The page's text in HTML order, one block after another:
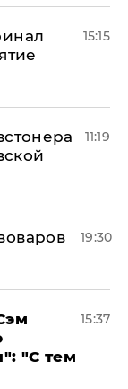
15:15
11:19
19:30
"С тем
15:37